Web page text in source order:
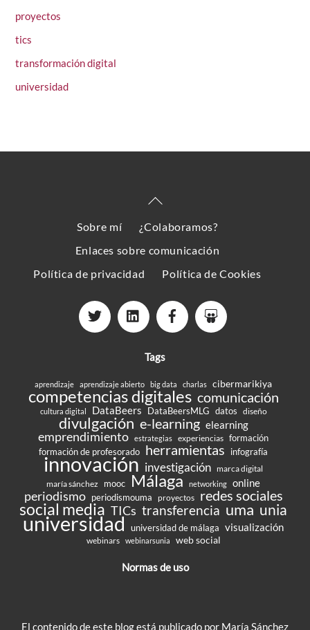
proyectos
tics
transformación digital
universidad
Back
Top
Sobre mí
¿Colaboramos?
Enlaces sobre comunicación
Política de privacidad
Política de Cookies
Tags
aprendizaje aprendizaje abierto big data charlas cibermarikiya
competencias digitales comunicación
cultura digital DataBeers DataBeersMLG datos diseño
divulgación e-learning elearning
emprendimiento estrategias experiencias formación
formación de profesorado herramientas infografía
innovación investigación marca digital
maría sánchez
mooc Málaga networking online
periodismo periodismouma proyectos redes sociales
social media TICs transferencia uma unia
universidad universidad de málaga visualización
webinars webinarsunia web social
Normas de uso
El contenido de este blog está publicado por María Sánchez